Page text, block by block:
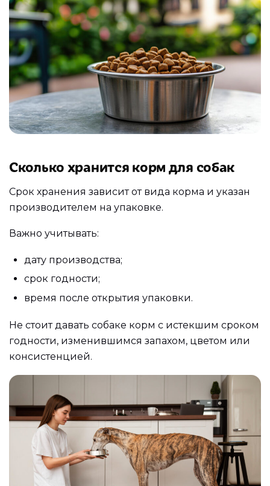
Сколько хранится корм для собак
Срок хранения зависит от вида корма и указан
производителем на упаковке.
Важно учитывать:
дату производства;
срок годности;
время после открытия упаковки.
Не стоит давать собаке корм с истекшим сроком
годности, изменившимся запахом, цветом или
консистенцией.